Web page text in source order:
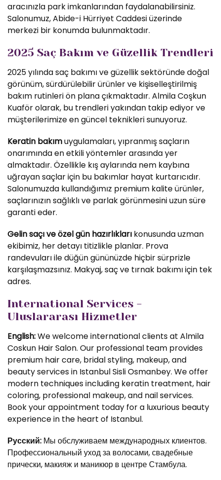
aracınızla park imkanlarından faydalanabilirsiniz.
Salonumuz, Abide-i Hürriyet Caddesi üzerinde
merkezi bir konumda bulunmaktadır.
2025 Saç Bakım ve Güzellik Trendleri
2025 yılında saç bakımı ve güzellik sektöründe doğal
görünüm, sürdürülebilir ürünler ve kişiselleştirilmiş
bakım rutinleri ön plana çıkmaktadır. Almila Coşkun
Kuaför olarak, bu trendleri yakından takip ediyor ve
müşterilerimize en güncel teknikleri sunuyoruz.
Keratin bakımuygulamaları, yıpranmış saçların
onarımında en etkili yöntemler arasında yer
almaktadır. Özellikle kış aylarında nem kaybına
uğrayan saçlar için bu bakımlar hayat kurtarıcıdır.
Salonumuzda kullandığımız premium kalite ürünler,
saçlarınızın sağlıklı ve parlak görünmesini uzun süre
garanti eder.
Gelin saçı ve özel gün hazırlıkları konusunda uzman
ekibimiz, her detayı titizlikle planlar. Prova
randevuları ile düğün gününüzde hiçbir sürprizle
karşılaşmazsınız. Makyaj, saç ve tırnak bakımı için tek
adres.
International Services -
Uluslararası Hizmetler
English:We welcome international clients at Almila
Coskun Hair Salon. Our professional team provides
premium hair care, bridal styling, makeup, and
beauty services in Istanbul Sisli Osmanbey. We offer
modern techniques including keratin treatment, hair
coloring, professional makeup, and nail services.
Book your appointment today for a luxurious beauty
experience in the heart of Istanbul.
Русский: Мы обслуживаем международных клиентов.
Профессиональный уход за волосами, свадебные
прически, макияж и маникюр в центре Стамбула.